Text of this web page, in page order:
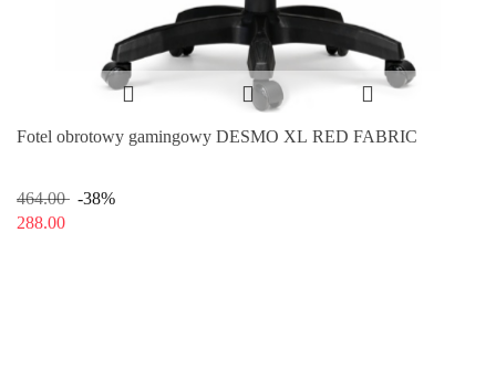
Fotel obrotowy gamingowy DESMO XL RED FABRIC
464.00
-38%
288.00